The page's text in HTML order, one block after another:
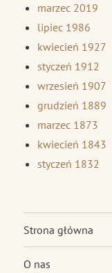
marzec 2019
lipiec 1986
kwiecień 1927
styczeń 1912
wrzesień 1907
grudzień 1889
marzec 1873
kwiecień 1843
styczeń 1832
Strona główna
O nas